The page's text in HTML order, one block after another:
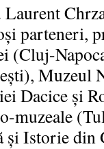
parteneri,
(Cluj-
Muzeul
Dacice și
muzeale
Istorie din